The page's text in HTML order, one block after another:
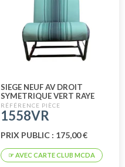
SIEGE NEUF AV DROIT
SYMETRIQUE VERT RAYE
1558VR
PRIX PUBLIC : 175,00 €